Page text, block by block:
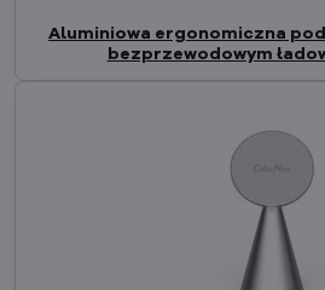
Aluminiowa ergonomiczna
bezprzewodowym